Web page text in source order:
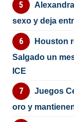
sexo y deja
Houston
Salgado un
ICE
Juegos
oro y